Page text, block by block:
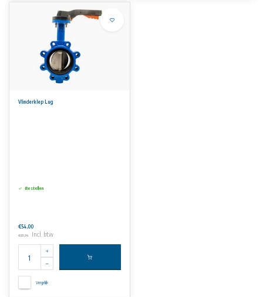
Vlinderklep Lug
Bestellen
€54,00
€65,34 Incl. btw
Vergelijk